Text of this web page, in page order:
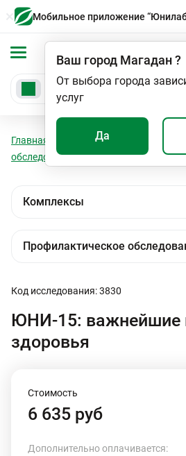
Мобильное приложение
Ваш город Магадан?
От выбора города
услуг
Да
Главная Анализы
обследование
ЮНИ-15: важнейшие
Код исследования: 3830
ЮНИ-15: важнейшие
здоровья
Стоимость
6 635 руб
Дополнительно оплачивается: